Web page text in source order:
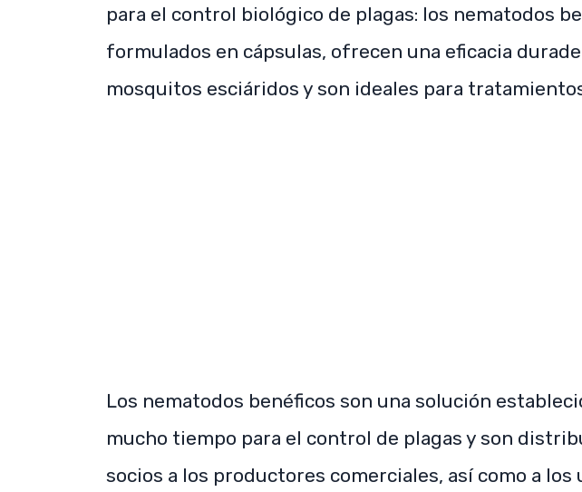
para el control biológico de plagas: los nematodos
formulados en cápsulas, ofrecen una eficacia
mosquitos esciáridos y son ideales para
Los nematodos benéficos son una solución
mucho tiempo para el control de plagas y son
socios a los productores comerciales, así como a